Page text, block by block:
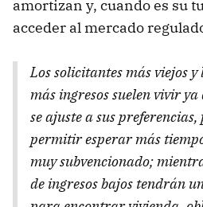
amortizan y, cuando es su
acceder al mercado
Los solicitantes más viejos y
más ingresos suelen vivir
se ajuste a sus
permitir esperar más
muy subvencionado;
de ingresos bajos tendrán